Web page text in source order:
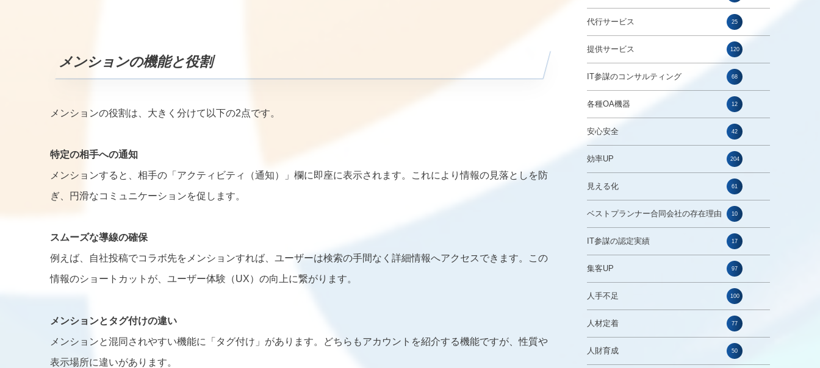
メンションの機能と役割
メンションの役割は、大きく分けて以下の2点です。
特定の相手への通知
メンションすると、相手の「アクティビティ（通知）」欄に即座に表示されます。これにより情報の見落としを防
ぎ、円滑なコミュニケーションを促します。
スムーズな導線の確保
例えば、自社投稿でコラボ先をメンションすれば、ユーザーは検索の手間なく詳細情報へアクセスできます。この
情報のショートカットが、ユーザー体験（UX）の向上に繋がります。
メンションとタグ付けの違い
メンションと混同されやすい機能に「タグ付け」があります。どちらもアカウントを紹介する機能ですが、性質や
表示場所に違いがあります。
代行サービス 25
提供サービス 120
IT参謀のコンサルティング 68
各種OA機器 12
安心安全 42
効率UP 204
見える化 61
ベストプランナー合同会社の存在理由 10
IT参謀の認定実績 17
集客UP 97
人手不足 100
人材定着 77
人財育成 50